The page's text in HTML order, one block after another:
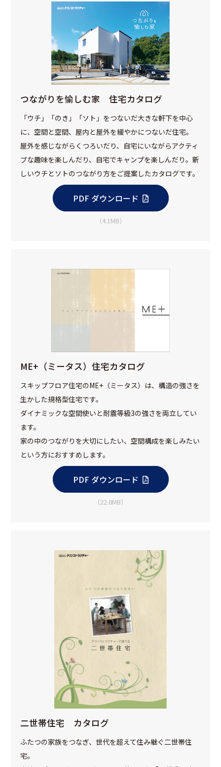
つながりを愉しむ家 住宅カタログ
「ウチ」「のき」「ソト」をつないだ大きな軒下を中心
に、空間と空間、屋内と屋外を緩やかにつないだ住宅。
屋外を感じながらくつろいだり、自宅にいながらアクティ
ブな趣味を楽しんだり、自宅でキャンプを楽しんだり。新
しいウチとソトのつながり方をご提案したカタログです。
PDF ダウンロード
（4.1MB）
ME+（ミータス）住宅カタログ
スキップフロア住宅のME+（ミータス）は、構造の強さを
生かした規格型住宅です。
ダイナミックな空間使いと耐震等級3の強さを両立してい
ます。
家の中のつながりを大切にしたい、空間構成を楽しみたい
という方におすすめします。
PDF ダウンロード
（22.8MB）
二世帯住宅 カタログ
ふたつの家族をつなぎ、世代を超えて住み継ぐ二世帯住
宅。